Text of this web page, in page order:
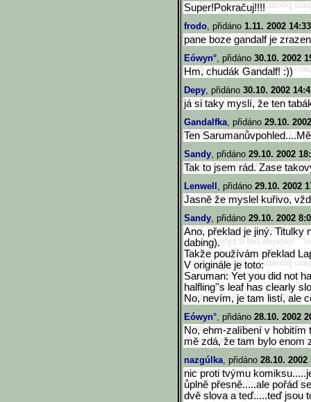
Super!Pokračuj!!!!
frodo, přidáno 1.11. 2002
pane boze gandalf je
Eówyn°, přidáno 30.10. 2002
Hm, chudák Gandalf! :))
Depy, přidáno 30.10. 2002
já si taky myslí, že ten
Gandalfka, přidáno 29.10.
Ten
Sandy, přidáno 29.10. 2002
Tak to jsem rád. Zase
Lenwell , přidáno 29.10. 2002
Jasně že myslel kuřivo,
Sandy, přidáno 29.10. 2002
Ano, překlad je jiný. Titulky
dabing).
Takže používám překlad
V originále je toto:
Saruman: Yet you did not
halfling''s leaf has clearly
No, nevím, je tam listí, ale
Eówyn°, přidáno 28.10. 2002
No, ehm-zalíbení v hobitím
mě zdá, že tam bylo enom
nazgúlka, přidáno 28.10. 2002
nic proti tvýmu
ůplně přesně.....ale pořád
dvě slova a teď.....teď jsou